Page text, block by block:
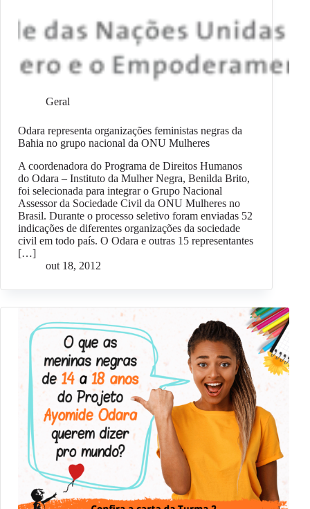
Geral
Odara representa organizações feministas negras da
Bahia no grupo nacional da ONU Mulheres
A coordenadora do Programa de Direitos Humanos
do Odara – Instituto da Mulher Negra, Benilda Brito,
foi selecionada para integrar o Grupo Nacional
Assessor da Sociedade Civil da ONU Mulheres no
Brasil. Durante o processo seletivo foram enviadas 52
indicações de diferentes organizações da sociedade
civil em todo país. O Odara e outras 15 representantes
[…]
out 18, 2012